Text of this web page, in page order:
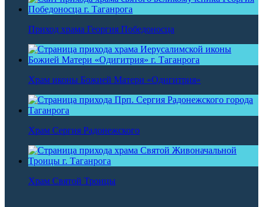
Приход храма Георгия Победоносца
Храм иконы Божией Матери «Одигитрия»
Храм Сергия Радонежского
Храм Святой Троицы